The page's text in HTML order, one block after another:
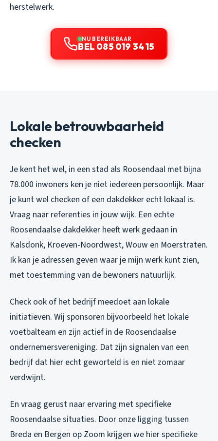
herstelwerk.
NU BEREIKBAAR
BEL 085 019 34 15
Lokale betrouwbaarheid
checken
Je kent het wel, in een stad als Roosendaal met bijna
78.000 inwoners ken je niet iedereen persoonlijk. Maar
je kunt wel checken of een dakdekker echt lokaal is.
Vraag naar referenties in jouw wijk. Een echte
Roosendaalse dakdekker heeft werk gedaan in
Kalsdonk, Kroeven-Noordwest, Wouw en Moerstraten.
Ik kan je adressen geven waar je mijn werk kunt zien,
met toestemming van de bewoners natuurlijk.
Check ook of het bedrijf meedoet aan lokale
initiatieven. Wij sponsoren bijvoorbeeld het lokale
voetbalteam en zijn actief in de Roosendaalse
ondernemersvereniging. Dat zijn signalen van een
bedrijf dat hier echt geworteld is en niet zomaar
verdwijnt.
En vraag gerust naar ervaring met specifieke
Roosendaalse situaties. Door onze ligging tussen
Breda en Bergen op Zoom krijgen we hier specifieke